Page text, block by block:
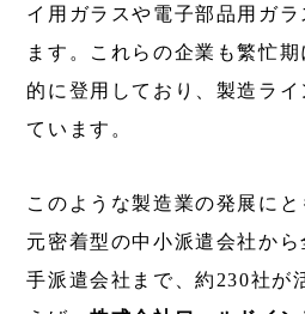
イ用ガラスや電子部品用ガ
ます。これらの企業も繁忙
的に登用しており、製造ライ
ています。
このような製造業の発展に
元密着型の中小派遣会社か
手派遣会社まで、約230社が